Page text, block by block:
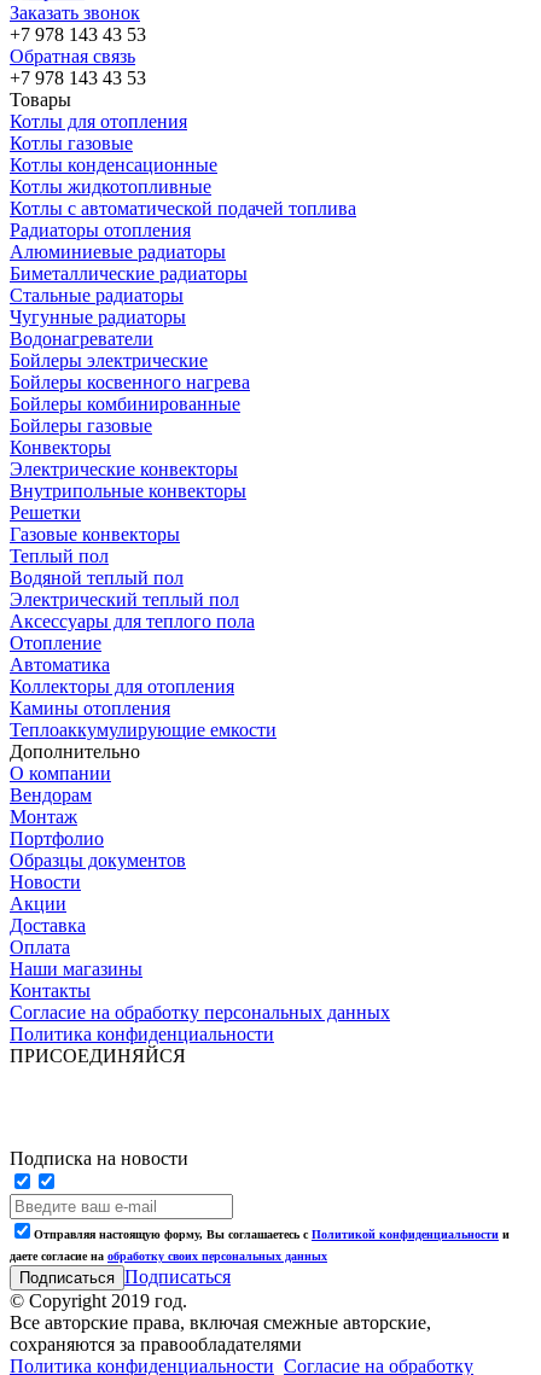
Заказать звонок
+7 978 143 43 53
Обратная связь
+7 978 143 43 53
Товары
Котлы для отопления
Котлы газовые
Котлы конденсационные
Котлы жидкотопливные
Котлы с автоматической подачей топлива
Радиаторы отопления
Алюминиевые радиаторы
Биметаллические радиаторы
Стальные радиаторы
Чугунные радиаторы
Водонагреватели
Бойлеры электрические
Бойлеры косвенного нагрева
Бойлеры комбинированные
Бойлеры газовые
Конвекторы
Электрические конвекторы
Внутрипольные конвекторы
Решетки
Газовые конвекторы
Теплый пол
Водяной теплый пол
Электрический теплый пол
Аксессуары для теплого пола
Отопление
Автоматика
Коллекторы для отопления
Камины отопления
Теплоаккумулирующие емкости
Дополнительно
О компании
Вендорам
Монтаж
Портфолио
Образцы документов
Новости
Акции
Доставка
Оплата
Наши магазины
Контакты
Согласие на обработку персональных данных
Политика конфиденциальности
ПРИСОЕДИНЯЙСЯ
Подписка на новости
Отправляя настоящую форму, Вы соглашаетесь с Политикой конфиденциальности и
даете согласие на обработку своих персональных данных
Подписаться
© Copyright 2019 год.
Все авторские права, включая смежные авторские,
сохраняются за правообладателями
Политика конфиденциальности Согласие на обработку